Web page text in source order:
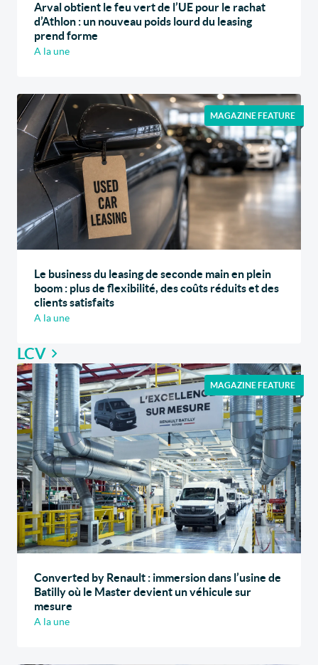
Arval obtient le feu vert de l’UE pour le rachat
d’Athlon : un nouveau poids lourd du leasing
prend forme
A la une
MAGAZINE FEATURE
Le business du leasing de seconde main en plein
boom : plus de flexibilité, des coûts réduits et des
clients satisfaits
A la une
LCV
MAGAZINE FEATURE
Converted by Renault : immersion dans l’usine de
Batilly où le Master devient un véhicule sur
mesure
A la une